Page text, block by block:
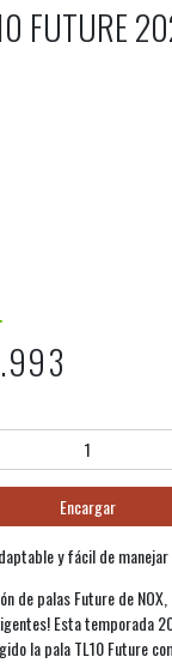
FUTURE
Encargar
y fácil de manejar
de palas Future de
Esta temporada
la pala TL10 Future